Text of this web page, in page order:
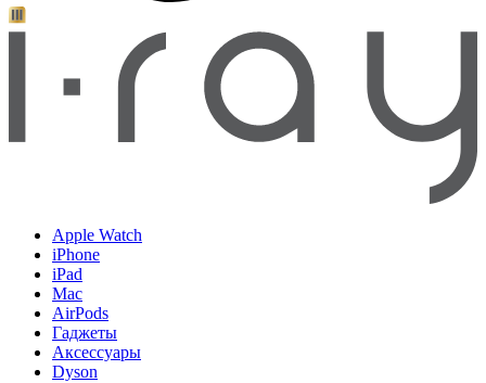
Apple Watch
iPhone
iPad
Mac
AirPods
Гаджеты
Аксессуары
Dyson